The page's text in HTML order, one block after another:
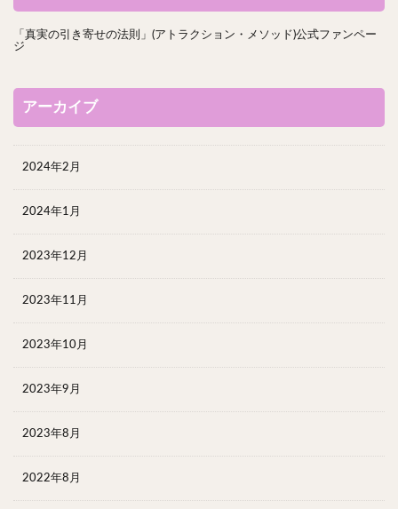
「真実の引き寄せの法則」(アトラクション・メソッド)公式ファンペー
ジ
アーカイブ
2024年2月
2024年1月
2023年12月
2023年11月
2023年10月
2023年9月
2023年8月
2022年8月